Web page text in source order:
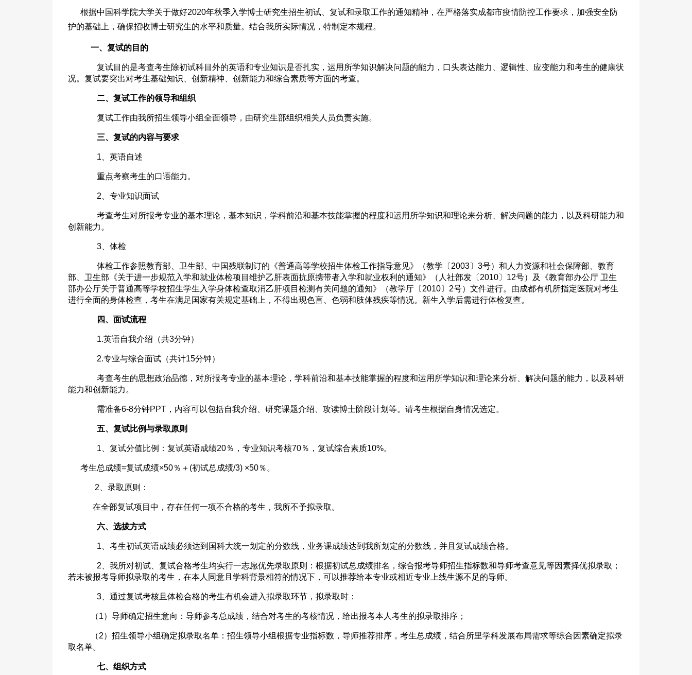
根据中国科学院大学关于做好2020年秋季入学博士研究生招生初试、复试和录取工作的通知精神，在严格落实成都市疫情防控工作要求，加强安全防
护的基础上，确保招收博士研究生的水平和质量。结合我所实际情况，特制定本规程。
一、复试的目的
复试目的是考查考生除初试科目外的英语和专业知识是否扎实，运用所学知识解决问题的能力，口头表达能力、逻辑性、应变能力和考生的健康状
况。复试要突出对考生基础知识、创新精神、创新能力和综合素质等方面的考查。
二、复试工作的领导和组织
复试工作由我所招生领导小组全面领导，由研究生部组织相关人员负责实施。
三、复试的内容与要求
1、英语自述
重点考察考生的口语能力。
2、专业知识面试
考查考生对所报考专业的基本理论，基本知识，学科前沿和基本技能掌握的程度和运用所学知识和理论来分析、解决问题的能力，以及科研能力和
创新能力。
3、体检
体检工作参照教育部、卫生部、中国残联制订的《普通高等学校招生体检工作指导意见》（教学〔2003〕3号）和人力资源和社会保障部、教育
部、卫生部《关于进一步规范入学和就业体检项目维护乙肝表面抗原携带者入学和就业权利的通知》（人社部发〔2010〕12号）及《教育部办公厅 卫生
部办公厅关于普通高等学校招生学生入学身体检查取消乙肝项目检测有关问题的通知》（教学厅〔2010〕2号）文件进行。由成都有机所指定医院对考生
进行全面的身体检查，考生在满足国家有关规定基础上，不得出现色盲、色弱和肢体残疾等情况。新生入学后需进行体检复查。
四、面试流程
1.英语自我介绍（共3分钟）
2.专业与综合面试（共计15分钟）
考查考生的思想政治品德，对所报考专业的基本理论，学科前沿和基本技能掌握的程度和运用所学知识和理论来分析、解决问题的能力，以及科研
能力和创新能力。
需准备6-8分钟PPT，内容可以包括自我介绍、研究课题介绍、攻读博士阶段计划等。请考生根据自身情况选定。
五、 复试比例与录取原则
1、复试分值比例：复试英语成绩20％，专业知识考核70％，复试综合素质10%。
考生总成绩=复试成绩×50％＋(初试总成绩/3) ×50％。
2、录取原则：
在全部复试项目中，存在任何一项不合格的考生，我所不予拟录取。
六、选拔方式
1、考生初试英语成绩必须达到国科大统一划定的分数线，业务课成绩达到我所划定的分数线，并且复试成绩合格。
2、我所对初试、复试合格考生均实行一志愿优先录取原则：根据初试总成绩排名，综合报考导师招生指标数和导师考查意见等因素择优拟录取；
若未被报考导师拟录取的考生，在本人同意且学科背景相符的情况下，可以推荐给本专业或相近专业上线生源不足的导师。
3、通过复试考核且体检合格的考生有机会进入拟录取环节，拟录取时：
（1）导师确定招生意向：导师参考总成绩，结合对考生的考核情况，给出报考本人考生的拟录取排序；
（2）招生领导小组确定拟录取名单：招生领导小组根据专业指标数，导师推荐排序，考生总成绩，结合所里学科发展布局需求等综合因素确定拟录
取名单。
七、组织方式